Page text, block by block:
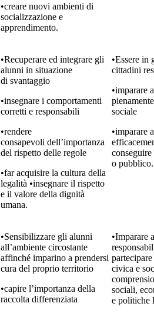
•creare nuovi ambienti di
socializzazione e
apprendimento.
•Recuperare ed integrare gli
alunni in situazione
di svantaggio
•insegnare i comportamenti
corretti e responsabili
•rendere
consapevoli dell’importanza
del rispetto delle regole
•far acquisire la cultura della
legalità •insegnare il rispetto
e il valore della dignità
umana.
•Essere in
cittadini
•imparare
sociale
•imparare
conseguire
o pubblico.
•Sensibilizzare gli alunni
all’ambiente circostante
affinché imparino a prendersi
cura del proprio territorio
•capire l’importanza della
raccolta differenziata
•Imparare
civica e
sociali,
e politiche